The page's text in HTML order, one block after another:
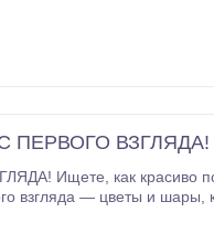
ПЕРВОГО ВЗГЛЯДА!